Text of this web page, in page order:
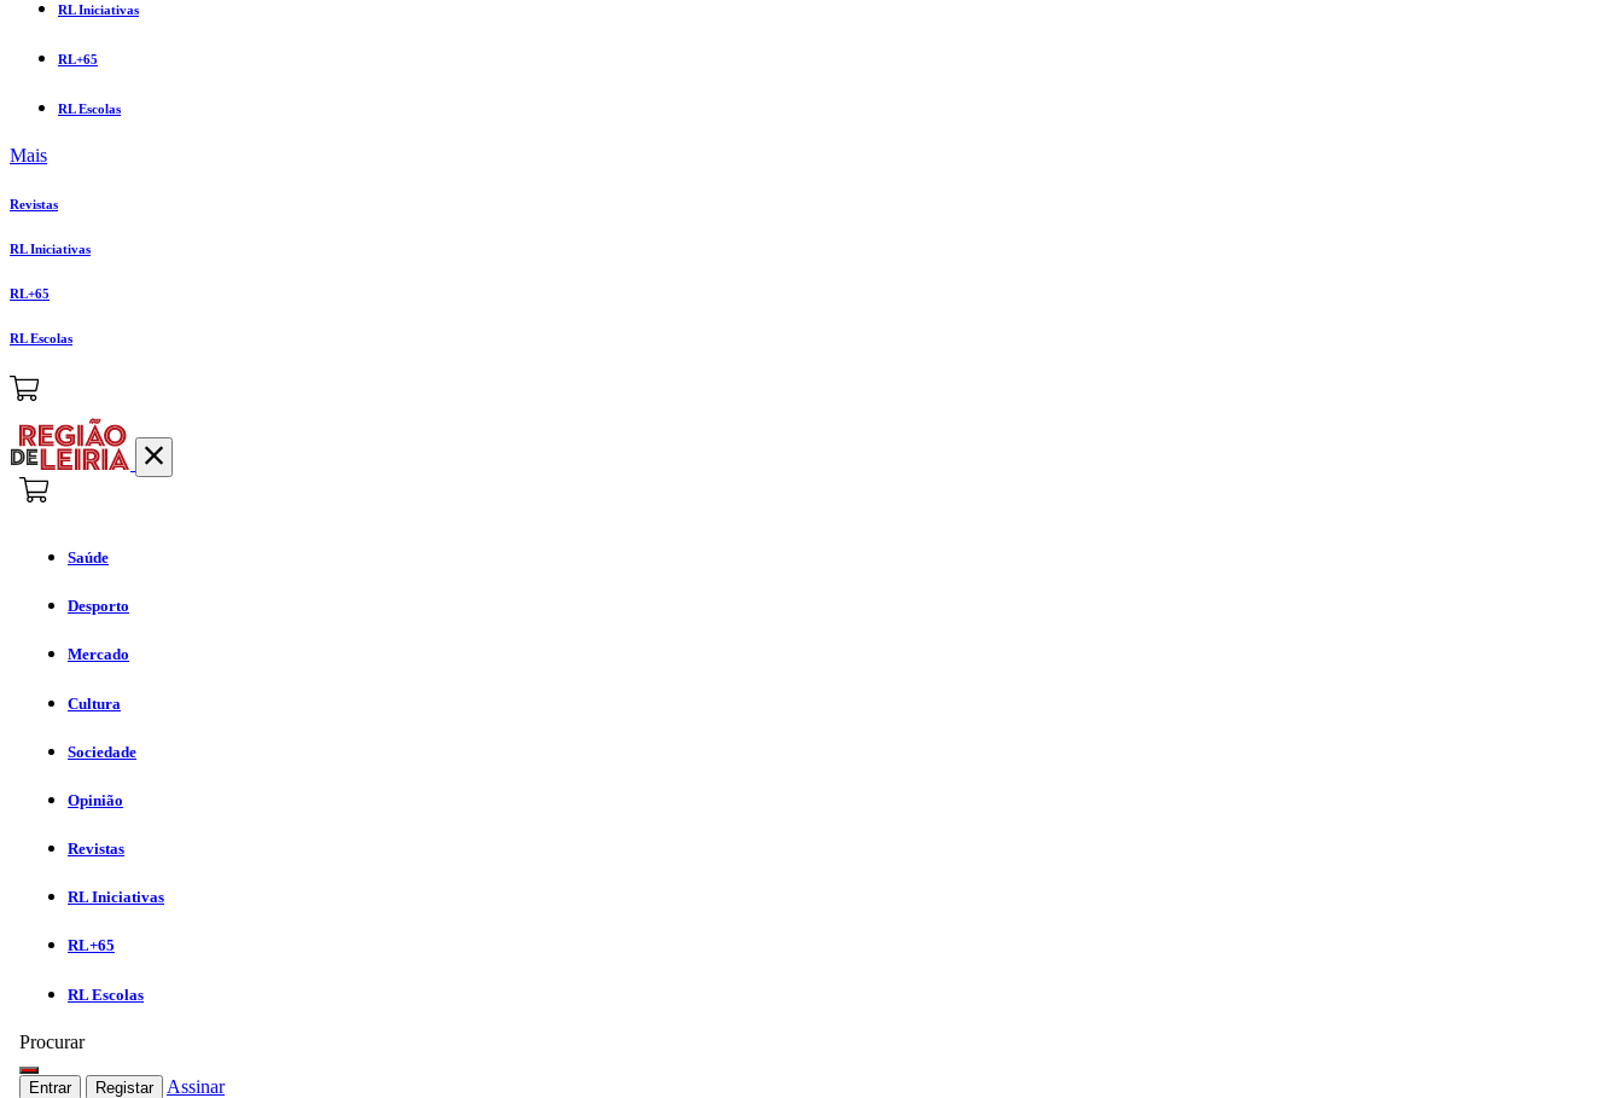
RL Iniciativas
RL+65
RL Escolas
Mais
Revistas
RL Iniciativas
RL+65
RL Escolas
Saúde
Desporto
Mercado
Cultura
Sociedade
Opinião
Revistas
RL Iniciativas
RL+65
RL Escolas
Procurar
Entrar Registar Assinar